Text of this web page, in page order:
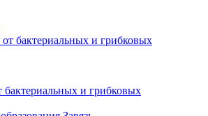
и грибковых